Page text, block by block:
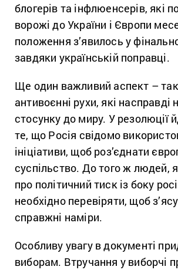
блогерів та інфлюенсерів, які
ворожі до України і Європи
положення з’явилось у
завдяки українській поправці.
Ще один важливий аспект – так
антивоєнні рухи, які
стосунку до миру. У резолюції
те, що Росія свідомо
ініціативи, щоб роз’єднати
суспільство. До того ж людей,
про політичний тиск із боку
необхідно перевіряти, щоб
справжні наміри.
Особливу увагу в документі
виборам. Втручання у виборчі